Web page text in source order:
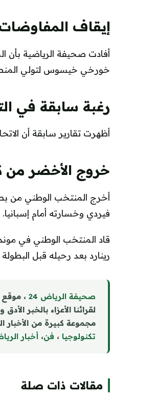
إيقاف
أفادت صحيفة الرياضية بأن
خورخي خيسوس لتولي
رغبة سابقة في
أظهرت تقارير سابقة أن
خروج الأخضر من
أخرج المنتخب الوطني من
فيردي وخسارته أمام إسبانيا.
قاد المنتخب الوطني في
رينارد بعد رحيله قبل
صحيفة الرياض 24
،
لقرائنا الأعزاء بالخبر
مجموعة كبيرة من الأخبار
تكنولوجيا ، فن، أخبار
مقالات ذات صلة